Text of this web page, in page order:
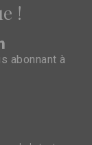
!
abonnant à